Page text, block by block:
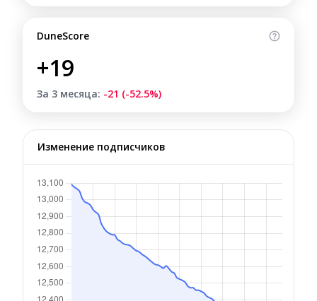
DuneScore
+19
За 3 месяца: -21 (-52.5%)
Изменение подписчиков